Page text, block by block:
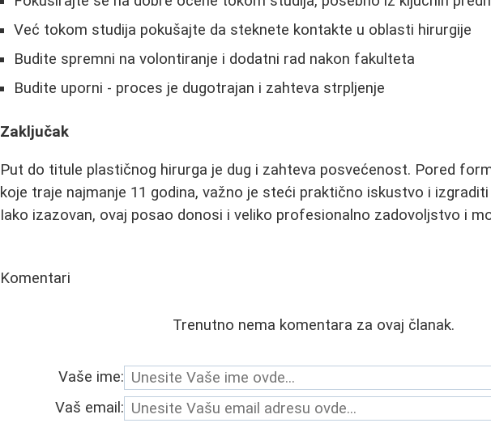
Već tokom studija pokušajte da steknete kontakte u oblasti hirurgije
Budite spremni na volontiranje i dodatni rad nakon fakulteta
Budite uporni - proces je dugotrajan i zahteva strpljenje
Zaključak
Put do titule plastičnog hirurga je dug i zahteva posvećenost. Pored
koje traje najmanje 11 godina, važno je steći praktično iskustvo i
Iako izazovan, ovaj posao donosi i veliko profesionalno zadovoljstvo i
Komentari
Trenutno nema komentara za ovaj članak.
Vaše ime:
Vaš email: